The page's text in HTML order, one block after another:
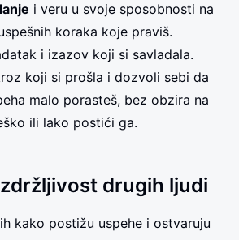
i veru u svoje sposobnosti na
koraka koje praviš.
i izazov koji si savladala.
koji si prošla i dozvoli sebi da
malo porasteš, bez obzira na
ili lako postići ga.
drugih ljudi
kako postižu uspehe i ostvaruju